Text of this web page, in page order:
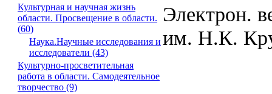
Культурная и научная жизнь
области. Просвещение в области.
(60)
Наука.Научные исследования и
исследователи (43)
Культурно-просветительная
работа в области. Самодеятельное
творчество (9)
Электрон.
им. Н.К.